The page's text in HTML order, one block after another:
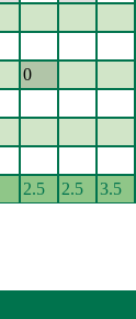
0
2.5 2.5 3.5